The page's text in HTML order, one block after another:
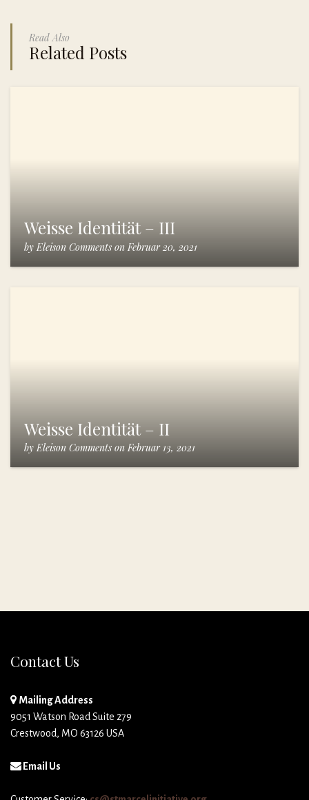
Read Also
Related Posts
Weisse Identität – III
by Eleison Comments on Februar 20, 2021
Weisse Identität – II
by Eleison Comments on Februar 13, 2021
Contact Us
Mailing Address
9051 Watson Road Suite 279
Crestwood, MO 63126 USA
Email Us